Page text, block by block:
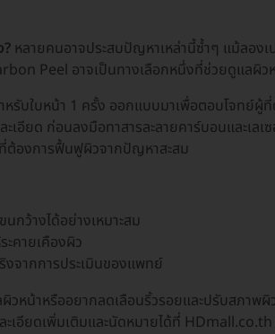
หลายคนอาจประสบปัญหาเหล่านี้ซ้ำๆ แม้ลอง
Peel อาจเป็นทางเลือกหนึ่งที่ช่วยดูแลผิ
หรับใบหน้า 1 ครั้ง ออกแบบมาเพื่อตอบโจทย์ผู้
เอียด ก่อนลงมือทาสารละลายคาร์บอนและเลเ
ต้องการฟื้นฟูผิวจากปัญหาสะสม
กว้างได้อย่างเหมาะสม
ะคายเคืองผิว
งจากการประเมินของแพทย์
หน้าหรืออยากลดเลือนริ้วรอยและปรับสภาพผิ
ะเอียดเพิ่มเติมและนัดหมายได้ที่